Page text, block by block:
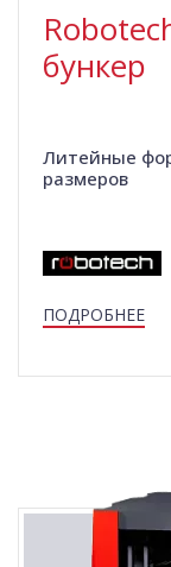
бункер
Литейные
размеров
ПОДРОБНЕЕ